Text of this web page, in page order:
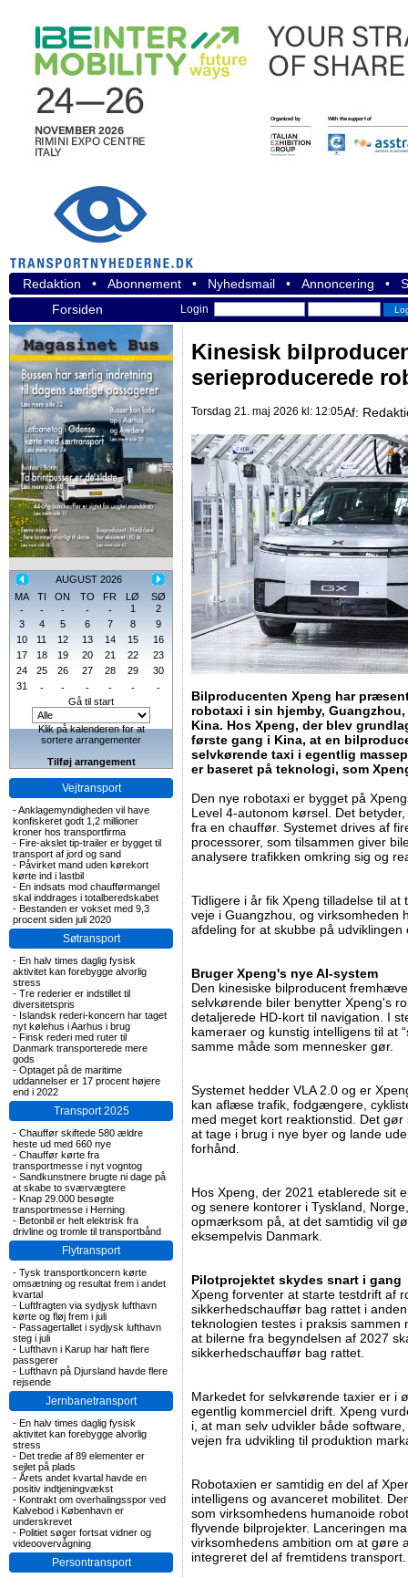
Redaktion • Abonnement • Nyhedsmail • Annoncering •
Forsiden
Login
AUGUST 2026
MA
TI ON TO FR LØ
SØ
-
- - - - 1
2
3
4 5 6 7 8
9
10
11 12 13 14 15
16
17
18 19 20 21 22
23
24
25 26 27 28 29
30
31
- - - - -
-
Gå til start
Klik på kalenderen for at
sortere arrangementer
Tilføj arrangement
Vejtransport
-Anklagemyndigheden vil have
konfiskeret godt 1,2 millioner
kroner hos transportfirma
- Fire-akslet tip-trailer er bygget til
transport af jord og sand
- Påvirket mand uden kørekort
kørte ind i lastbil
- En indsats mod chaufførmangel
skal inddrages i totalberedskabet
- Bestanden er vokset med 9,3
procent siden juli 2020
Søtransport
- En halv times daglig fysisk
aktivitet kan forebygge alvorlig
stress
- Tre rederier er indstillet til
diversitetspris
- Islandsk rederi-koncern har taget
nyt kølehus i Aarhus i brug
- Finsk rederi med ruter til
Danmark transporterede mere
gods
- Optaget på de maritime
uddannelser er 17 procent højere
end i 2022
Transport 2025
- Chauffør skiftede 580 ældre
heste ud med 660 nye
- Chauffør kørte fra
transportmesse i nyt vogntog
- Sandkunstnere brugte ni dage på
at skabe to sværvægtere
- Knap 29.000 besøgte
transportmesse i Herning
- Betonbil er helt elektrisk fra
drivline og tromle til transportbånd
Flytransport
- Tysk transportkoncern kørte
omsætning og resultat frem i andet
kvartal
- Luftfragten via sydjysk lufthavn
kørte og fløj frem i juli
- Passagertallet i sydjysk lufthavn
steg i juli
- Lufthavn i Karup har haft flere
passgerer
- Lufthavn på Djursland havde flere
rejsende
Jernbanetransport
- En halv times daglig fysisk
aktivitet kan forebygge alvorlig
stress
- Det tredie af 89 elementer er
sejlet på plads
- Årets andet kvartal havde en
positiv indtjeningvækst
- Kontrakt om overhalingsspor ved
Kalvebod i København er
underskrevet
- Politiet søger fortsat vidner og
videoovervågning
Persontransport
Kinesisk
serieproducerede
Torsdag 21. maj 2026 kl: 12:05Af:
Bilproducenten Xpeng har
robotaxi i sin hjemby,
Kina. Hos Xpeng, der blev
første gang i Kina, at en
selvkørende taxi i egentlig
er baseret på teknologi, som
Den nye robotaxi er bygget på
Level 4-autonom kørsel. Det
fra en chauffør. Systemet drives af
processorer, som tilsammen giver
analysere trafikken omkring sig og
Tidligere i år fik Xpeng tilladelse til
veje i Guangzhou, og
afdeling for at skubbe på
Bruger Xpeng's nye AI-system
Den kinesiske bilproducent
selvkørende biler benytter Xpeng's
detaljerede HD-kort til navigation. I
kameraer og kunstig intelligens til at
samme måde som mennesker gør.
Systemet hedder VLA 2.0 og er
kan aflæse trafik, fodgængere,
med meget kort reaktionstid. Det
at tage i brug i nye byer og lande
forhånd.
Hos Xpeng, der 2021 etablerede sit
og senere kontorer i Tyskland,
opmærksom på, at det samtidig vil
eksempelvis Danmark.
Pilotprojektet skydes snart i gang
Xpeng forventer at starte testdrift af
sikkerhedschauffør bag rattet i
teknologien testes i praksis
at bilerne fra begyndelsen af 2027
sikkerhedschauffør bag rattet.
Markedet for selvkørende taxier er i
egentlig kommerciel drift. Xpeng
i, at man selv udvikler både
vejen fra udvikling til produktion
Robotaxien er samtidig en del af
intelligens og avanceret mobilitet.
som virksomhedens humanoide
flyvende bilprojekter. Lanceringen
virksomhedens ambition om at gøre
integreret del af fremtidens transport.